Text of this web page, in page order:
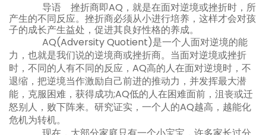
导语 挫折商即AQ，就是在面对逆境或挫折时，所
产生的不同反应。挫折商必须从小进行培养，这样才会对孩
子的成长产生益处，促进其良好性格的养成。
AQ(Adversity Quotient)是一个人面对逆境的能
力，也就是我们说的逆境商或挫折商。当面对逆境或挫折
时，不同的人有不同的反应，AQ高的人在面对逆境时，不
退缩，把逆境当作激励自己前进的推动力，并发挥最大潜
能，克服困难，获得成功;AQ低的人在困难面前，沮丧或迁
怒别人，败下阵来。研究证实，一个人的AQ越高，越能化
危机为转机。